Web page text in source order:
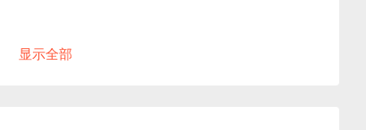
显示全部